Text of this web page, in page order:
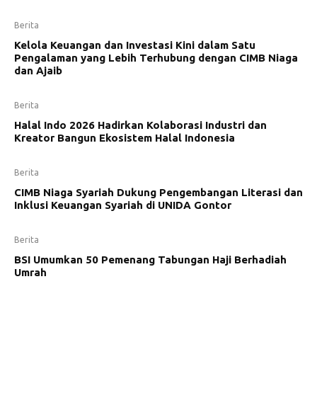
Berita
Kelola Keuangan dan Investasi Kini dalam Satu
Pengalaman yang Lebih Terhubung dengan CIMB Niaga
dan Ajaib
Berita
Halal Indo 2026 Hadirkan Kolaborasi Industri dan
Kreator Bangun Ekosistem Halal Indonesia
Berita
CIMB Niaga Syariah Dukung Pengembangan Literasi dan
Inklusi Keuangan Syariah di UNIDA Gontor
Berita
BSI Umumkan 50 Pemenang Tabungan Haji Berhadiah
Umrah